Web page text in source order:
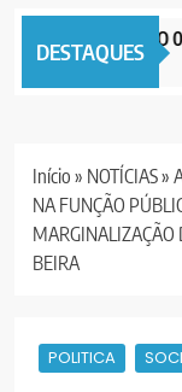
DESTAQUES
NOTICIAS EDIÇÃO 05
ago
Início » NOTÍCIAS»
NA FUNÇÃO
MARGINALIZAÇÃO
BEIRA
POLITICA